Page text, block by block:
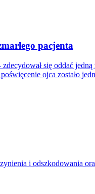
pacjenta
się oddać
ojca zostało
i odszkodowania